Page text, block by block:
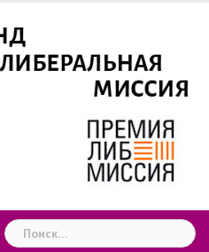
Найти: